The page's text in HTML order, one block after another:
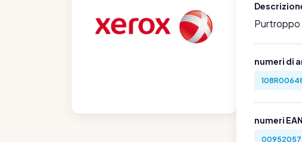
Purtroppo
numeri di
numeri